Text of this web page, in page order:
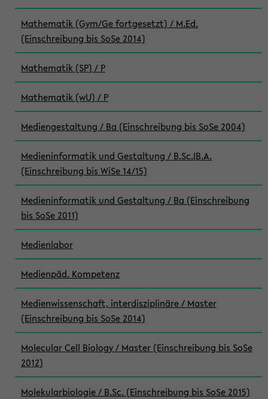
Mathematik (Gym/Ge fortgesetzt) / M.Ed.
(Einschreibung bis SoSe 2014)
Mathematik (SP) / P
Mathematik (wU) / P
Mediengestaltung / Ba (Einschreibung bis SoSe 2004)
Medieninformatik und Gestaltung / B.Sc.|B.A.
(Einschreibung bis WiSe 14/15)
Medieninformatik und Gestaltung / Ba (Einschreibung
bis SoSe 2011)
Medienlabor
Medienpäd. Kompetenz
Medienwissenschaft, interdisziplinäre / Master
(Einschreibung bis SoSe 2014)
Molecular Cell Biology / Master (Einschreibung bis SoSe
2012)
Molekularbiologie / B.Sc. (Einschreibung bis SoSe 2015)